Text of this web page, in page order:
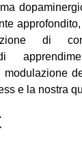
di
modulazione
e la nostra